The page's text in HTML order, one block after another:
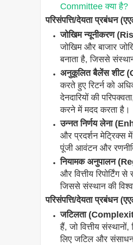
Committee क्या है?
परिसंपत्ति/देयता
जोखिम न्यूनीकरण
जोखिम और बाजार
बनाता है, जिससे
अनुकूलित बैलेंस शीट
करते हुए रिटर्न को
देनदारियों की
करने में मदद करता है।
उन्नत निर्णय लेना
और प्रदर्शन मेट्रिक्स
पूंजी आवंटन और
नियामक अनुपालन
और वित्तीय
जिससे संस्थान की
परिसंपत्ति/देयता
जटिलता
हैं, जो वित्तीय
लिए जटिल और